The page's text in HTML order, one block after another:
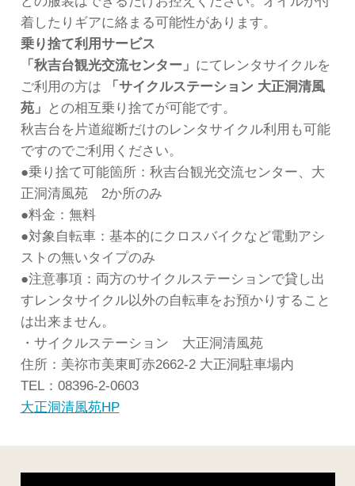
着したりギアに絡まる可能性があります。
乗り捨て利用サービス
「秋吉台観光交流センター」 にてレンタサイクルを
ご利用の方は
「サイクルステーション 大正洞清風
苑」
との相互乗り捨てが可能です。
秋吉台を片道縦断だけのレンタサイクル利用も可能
ですのでご利用ください。
●乗り捨て可能箇所：秋吉台観光交流センター、大
正洞清風苑 2か所のみ
●料金：無料
●対象自転車：基本的にクロスバイクなど電動アシ
ストの無いタイプのみ
●注意事項：両方のサイクルステーションで貸し出
すレンタサイクル以外の自転車をお預かりすること
は出来ません。
・サイクルステーション 大正洞清風苑
住所：美祢市美東町赤2662-2 大正洞駐車場内
TEL：08396-2-0603
大正洞清風苑HP